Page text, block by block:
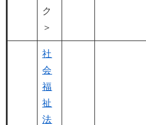
ク
＞
社
会
福
祉
法